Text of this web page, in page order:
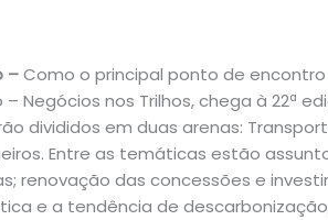
–Como o principal ponto de
– Negócios nos Trilhos, chega à 22ª
divididos em duas arenas:
Entre as temáticas estão
renovação das concessões e
e a tendência de